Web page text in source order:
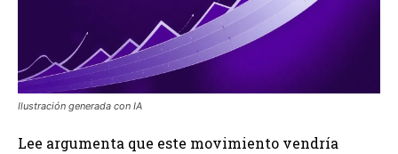
Ilustración generada con IA
Lee argumenta que este movimiento vendría